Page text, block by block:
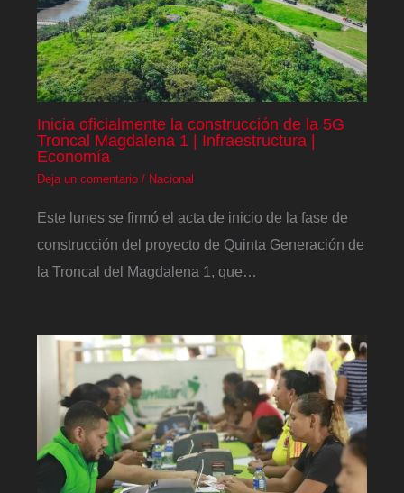
Inicia oficialmente la construcción de la 5G
Troncal Magdalena 1 | Infraestructura |
Economía
Deja un comentario / Nacional
Este lunes se firmó el acta de inicio de la fase de
construcción del proyecto de Quinta Generación de
la Troncal del Magdalena 1, que…